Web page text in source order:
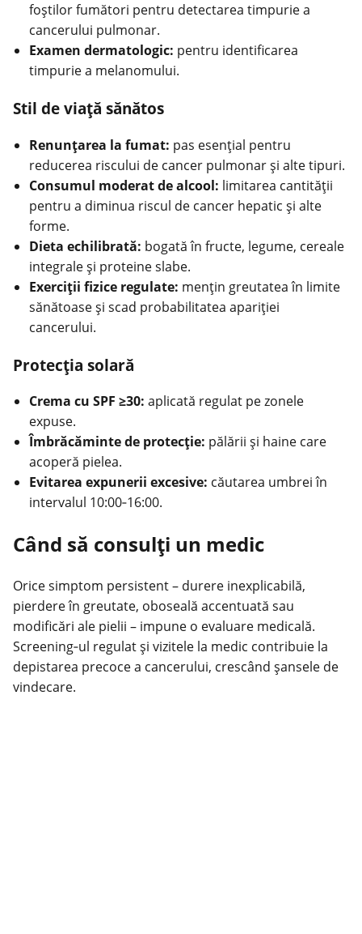
foştilor fumători pentru detectarea timpurie a
cancerului pulmonar.
Examen dermatologic: pentru identificarea
timpurie a melanomului.
Stil de viaţă sănătos
Renunţarea la fumat: pas esenţial pentru
reducerea riscului de cancer pulmonar şi alte tipuri.
Consumul moderat de alcool: limitarea cantităţii
pentru a diminua riscul de cancer hepatic şi alte
forme.
Dieta echilibrată: bogată în fructe, legume, cereale
integrale şi proteine slabe.
Exerciţii fizice regulate: menţin greutatea în limite
sănătoase şi scad probabilitatea apariţiei
cancerului.
Protecţia solară
Crema cu SPF ≥30: aplicată regulat pe zonele
expuse.
Îmbrăcăminte de protecţie: pălării şi haine care
acoperă pielea.
Evitarea expunerii excesive: căutarea umbrei în
intervalul 10:00‑16:00.
Când să consulţi un medic
Orice simptom persistent – durere inexplicabilă,
pierdere în greutate, oboseală accentuată sau
modificări ale pielii – impune o evaluare medicală.
Screening‑ul regulat și vizitele la medic contribuie la
depistarea precoce a cancerului, crescând şansele de
vindecare.